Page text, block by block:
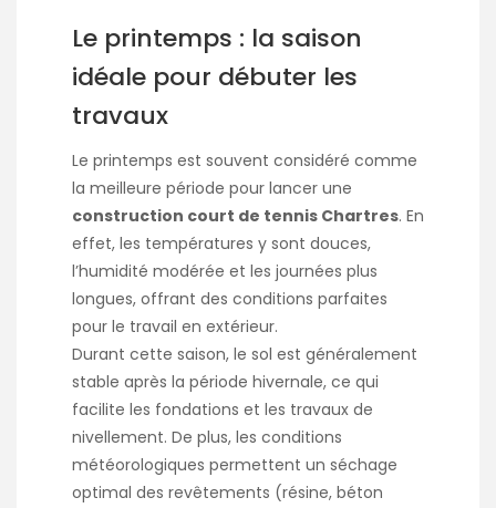
Le printemps : la saison
idéale pour débuter les
travaux
Le printemps est souvent considéré comme
la meilleure période pour lancer une
construction court de tennis Chartres. En
effet, les températures y sont douces,
l’humidité modérée et les journées plus
longues, offrant des conditions parfaites
pour le travail en extérieur.
Durant cette saison, le sol est généralement
stable après la période hivernale, ce qui
facilite les fondations et les travaux de
nivellement. De plus, les conditions
météorologiques permettent un séchage
optimal des revêtements (résine, béton